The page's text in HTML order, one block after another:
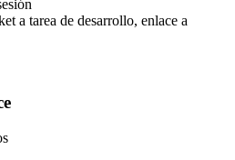
a tarea de desarrollo, enlace a